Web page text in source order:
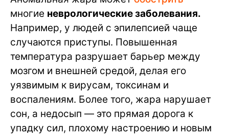
многие неврологические заболевания.
Например, у людей с эпилепсией чаще
случаются приступы. Повышенная
температура разрушает барьер между
мозгом и внешней средой, делая его
уязвимым к вирусам, токсинам и
воспалениям. Более того, жара нарушает
сон, а недосып — это прямая дорога к
упадку сил, плохому настроению и новым